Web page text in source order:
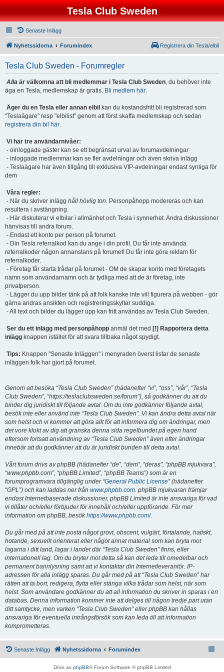
Tesla Club Sweden
Senaste Inlägg
Nyhetssidorna Forumindex Registrera din Tesla/elbil
Tesla Club Sweden - Forumregler
Alla är välkomna att bli medlemmar i Tesla Club Sweden, du behöver inte
äga en Tesla, medlemskap är gratis. Bli medlem här.
Äger du en Tesla eller annan elbil kan du kostandsfritt bli registrerad som
"Teslaägare" resp "elbilist" genom att först skaffa medlemskap och sedan
registrera din bil här.
Vi har tre användarnivåer:
- oinloggade gäster kan se ett begränsat urval av forumavdelningar
- inloggade medlemmar kan se fler avdelningar och även skriva inlägg
- Teslaägare har även tillgång till exklusiva VIP-avdelningar endast synliga för
dem
Våra regler:
- När du skriver inlägg håll hövlig ton. Personpåhopp modereras och kan
resultera i avstängning.
- Här diskuterar vi elbilar i allmänhet och Tesla i synnerhet. Andra diskussioner
hänvisas till andra forum.
- Endast ett konto per person på forumet.
- Din Tesla referralkod kan du ange i din profil. Du får inte använda
referralkoder någon annanstans på forumet! Du får inte göra reklam för
referralkoder.
- Företag får starta trådar på forumet - OM de skapar konto med företagets
namn som användarnamn och är tydliga med att de är företag, inte
privatperson.
- Lägger du upp bilder tänk på att folk kanske inte vill figurera på webben - gör
gärna andras ansikten och registreringsskyltar suddiga.
- All text och bilder du lägger upp kan fritt användas av Tesla Club Sweden.
Ser du ett inlägg med personpåhopp anmäl det med [!] Rapportera detta
inlägg knappen istället för att svara tillbaka något spydigt.
Tips: Knappen "Senaste Inläggen" i menyraden överst listar de senaste
inläggen folk har gjort på forumet.
Genom att besöka “Tesla Club Sweden” (hädanefter “vi”, “oss”, “vår”, “Tesla
Club Sweden”, “https://teslaclubsweden.se/forum”), så godkänner du att du
binder dig juridiskt till följande avtal. Om du inte godkänner följande avtal,
besök inte eller använd inte “Tesla Club Sweden”. Vi kan ändra detta avtal när
som helst och vi kommer att göra allt för att informera dig om ändringar, men
det vore klokt av dig att granska denna sida regelbundet på egen hand
eftersom fortsatt användning av “Tesla Club Sweden” även efter ändringar
innebär att du godkänner att du är juridiskt bunden till detta avtal.
Vårt forum drivs av phpBB (hädanefter “de”, “dem”, “deras”, “phpBB mjukvara”,
“www.phpbb.com”, “phpBB Limited”, “phpBB Teams”) som är en
forumprogramvara tillgänglig under “General Public License” (hädanefter
“GPL”) och kan laddas ner från www.phpbb.com. phpBB mjukvaran främjar
endast Internetbaserade diskussioner, phpBB Limited är inte ansvariga för vad
vi tillåter och/eller förbjuder för innehåll och/eller uppförande. För mer
information om phpBB, besökhttps://www.phpbb.com/.
Du går med på att inte posta något grovt, obscent, vulgärt, förtalande, hatiskt,
hotande, sexuellt orienterat eller något annat material som kan bryta mot
lagarna i ditt land, lagar i landet där “Tesla Club Sweden” finns, eller
internationell lag. Om du bryter mot detta så kan det leda till omedelbar och
permanent bannlysning samt att vi kontaktar din Internetleverantör. IP-
adressen för alla inlägg sparas. Du går med på att “Tesla Club Sweden” har
rätten att ta bort, redigera, flytta eller stänga vilka trådar som helst, när som
helst. Som användare godkänner du att all information du skriver in sparas i en
databas. Denna information kommer inte att delges till någon tredje part utan
ditt samtycke, men varken “Tesla Club Sweden” eller phpBB kan hållas
ansvariga för eventuella intrångsförsök som kan leda till att information
komprometteras.
Senaste Inlägg Nyhetssidorna Forumindex
Drivs av phpBB® Forum Software © phpBB Limited